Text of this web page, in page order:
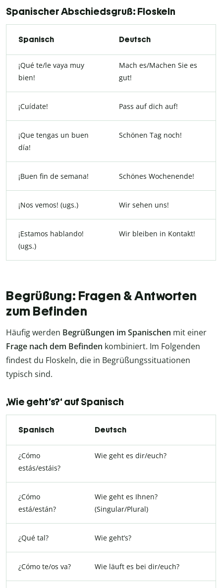
Spanischer Abschiedsgruß: Floskeln
Spanisch Deutsch
¡Qué te/le vaya muy
bien!
Mach es/Machen Sie es
gut!
¡Cuídate! Pass auf dich auf!
¡Que tengas un buen
día!
Schönen Tag noch!
¡Buen fin de semana! Schönes Wochenende!
¡Nos vemos! (ugs.) Wir sehen uns!
¡Estamos hablando!
(ugs.)
Wir bleiben in Kontakt!
Begrüßung: Fragen & Antworten
zum Befinden
Häufig werden Begrüßungen im Spanischen mit einer
Frage nach dem Befinden kombiniert. Im Folgenden
findest du Floskeln, die in Begrüßungssituationen
typisch sind.
,Wie geht’s?‘ auf Spanisch
Spanisch Deutsch
¿Cómo
estás/estáis?
Wie geht es dir/euch?
¿Cómo
está/están?
Wie geht es Ihnen?
(Singular/Plural)
¿Qué tal? Wie geht’s?
¿Cómo te/os va? Wie läuft es bei dir/euch?